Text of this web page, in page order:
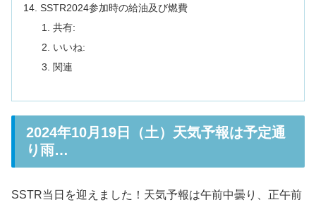
SSTR2024参加時の給油及び燃費
共有:
いいね:
関連
2024年10月19日（土）天気予報は予定通
り雨…
SSTR当日を迎えました！天気予報は午前中曇り、正午前